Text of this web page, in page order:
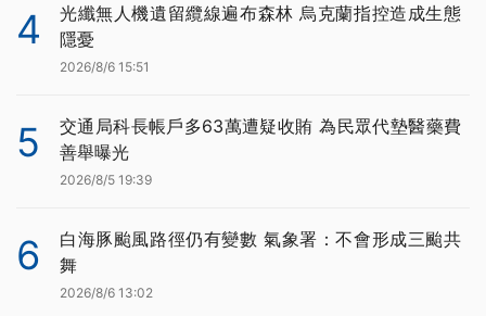
4
光纖無人機遺留纜線遍布森林 烏克蘭指控造成生態
隱憂
2026/8/6 15:51
5
交通局科長帳戶多63萬遭疑收賄 為民眾代墊醫藥費
善舉曝光
2026/8/5 19:39
6
白海豚颱風路徑仍有變數 氣象署：不會形成三颱共
舞
2026/8/6 13:02